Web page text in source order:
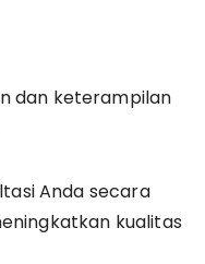
dan keterampilan
Anda secara
kualitas